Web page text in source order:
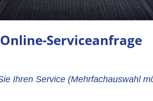
Online-Serviceanfrage